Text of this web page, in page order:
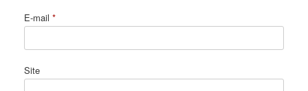
E-mail *
Site